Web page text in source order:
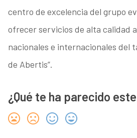
centro de excelencia del grupo
ofrecer servicios de alta calidad
nacionales e internacionales del
de Abertis”.
¿Qué te ha parecido